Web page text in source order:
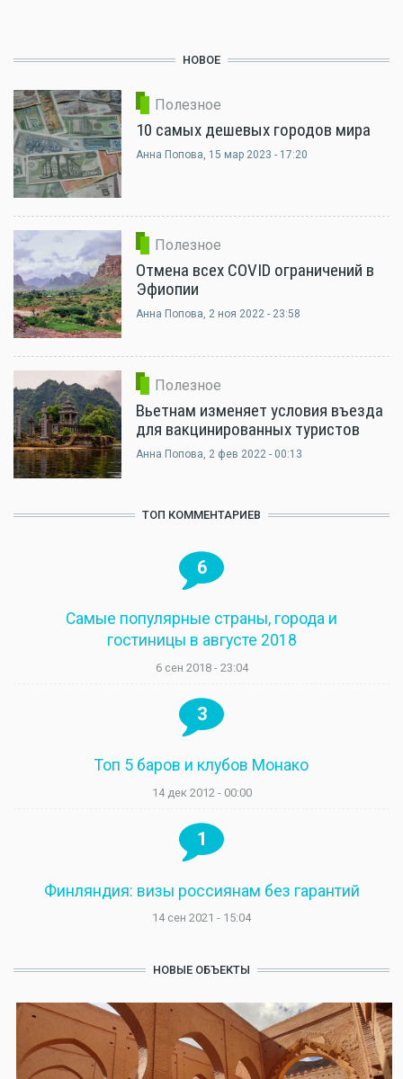
НОВОЕ
Полезное
10 самых дешевых городов мира
Анна Попова, 15 мар 2023 - 17:20
Полезное
Отмена всех COVID ограничений в
Эфиопии
Анна Попова, 2 ноя 2022 - 23:58
Полезное
Вьетнам изменяет условия въезда
для вакцинированных туристов
Анна Попова, 2 фев 2022 - 00:13
ТОП КОММЕНТАРИЕВ
6
Самые популярные страны, города и
гостиницы в августе 2018
6 сен 2018 - 23:04
3
Топ 5 баров и клубов Монако
14 дек 2012 - 00:00
1
Финляндия: визы россиянам без гарантий
14 сен 2021 - 15:04
НОВЫЕ ОБЪЕКТЫ